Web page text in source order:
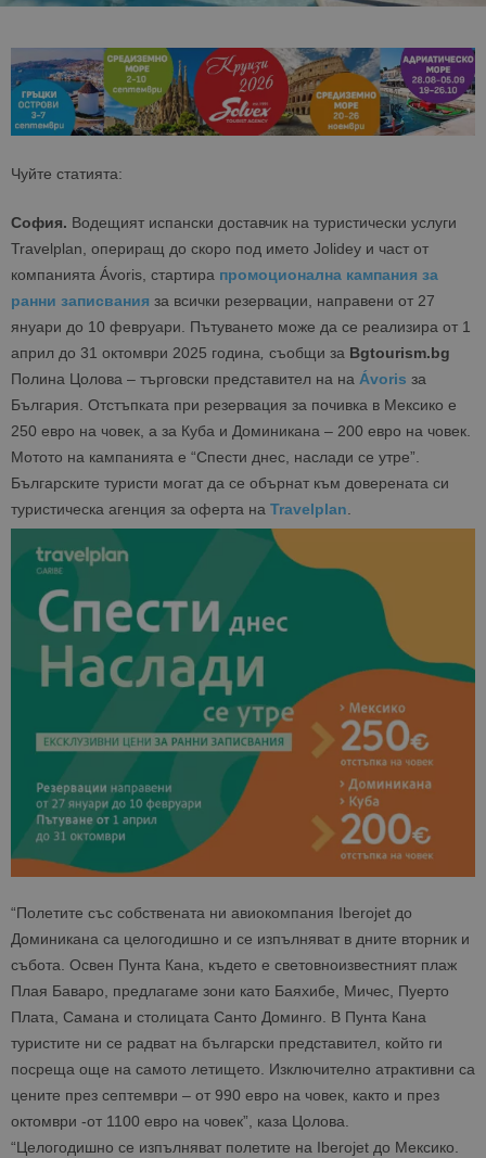
Чуйте статията:
София. Водещият испански доставчик на туристически услуги
Travelplan, опериращ до скоро под името Jolidey и част от
компанията Ávoris, стартира промоционална кампания за
ранни записвания за всички резервации, направени от 27
януари до 10 февруари. Пътуването може да се реализира от 1
април до 31 октомври 2025 година, съобщи за Bgtourism.bg
Полина Цолова – търговски представител на на Ávoris за
България. Отстъпката при резервация за почивка в Мексико е
250 евро на човек, а за Куба и Доминикана – 200 евро на човек.
Мотото на кампанията е “Спести днес, наслади се утре”.
Българските туристи могат да се обърнат към доверената си
туристическа агенция за оферта на Travelplan.
“Полетите със собствената ни авиокомпания Iberojet до
Доминикана са целогодишно и се изпълняват в дните вторник и
събота. Освен Пунта Кана, където е световноизвестният плаж
Плая Баваро, предлагаме зони като Баяхибе, Мичес, Пуерто
Плата, Самана и столицата Санто Доминго. В Пунта Кана
туристите ни се радват на български представител, който ги
посреща още на самото летището. Изключително атрактивни са
цените през септември – от 990 евро на човек, както и през
октомври -от 1100 евро на човек”, каза Цолова.
“Целогодишно се изпълняват полетите на Iberojet до Мексико.